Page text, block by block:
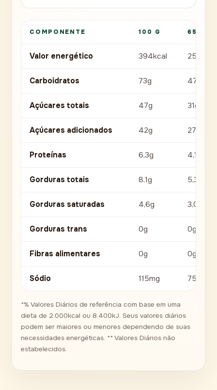
COMPONENTE 100 G 65G
Valor energético 394kcal 256kcal
Carboidratos 73g 47g
Açúcares totais 47g 31g
Açúcares adicionados 42g 27g
Proteínas 6,3g 4,1g
Gorduras totais 8,1g 5,3g
Gorduras saturadas 4,6g 3,0g
Gorduras trans 0g 0g
Fibras alimentares 0g 0g
Sódio 115mg 75mg
*% Valores Diários de referência com base em uma
dieta de 2.000kcal ou 8.400kJ. Seus valores diários
podem ser maiores ou menores dependendo de suas
necessidades energéticas. ** Valores Diários não
estabelecidos.